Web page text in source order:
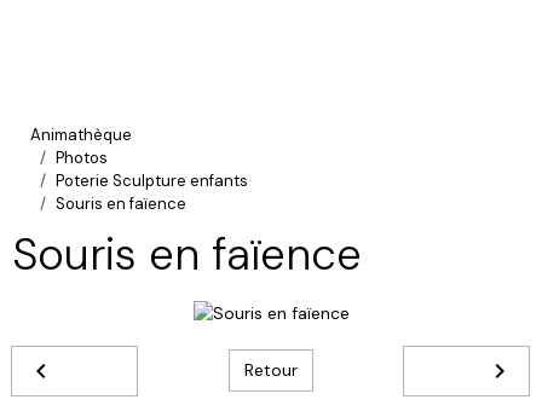
Animathèque
Photos
Poterie Sculpture enfants
Souris en faïence
Souris en faïence
Retour